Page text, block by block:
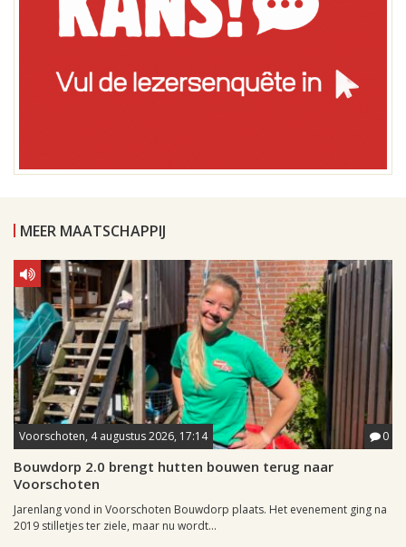
MEER MAATSCHAPPIJ
Voorschoten, 4 augustus 2026, 17:14 0
Bouwdorp 2.0 brengt hutten bouwen terug naar
Voorschoten
Jarenlang vond in Voorschoten Bouwdorp plaats. Het evenement ging na
2019 stilletjes ter ziele, maar nu wordt...